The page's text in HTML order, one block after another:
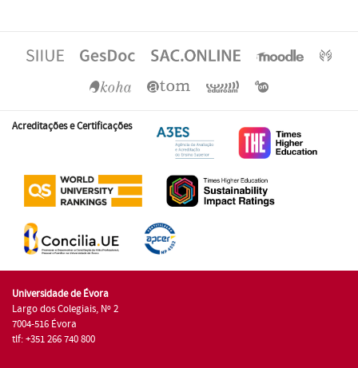
Acreditações e Certificações
Universidade de Évora
Largo dos Colegiais, Nº 2
7004-516 Évora
tlf: +351 266 740 800